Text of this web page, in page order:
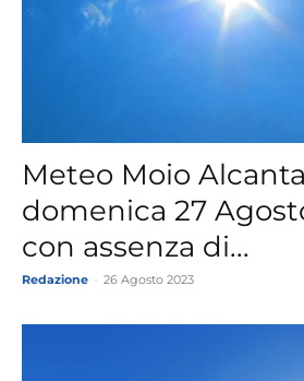
Meteo Moio
domenica 27
con assenza di...
Redazione 26 Agosto 2023